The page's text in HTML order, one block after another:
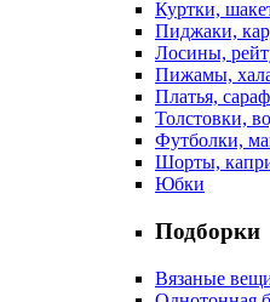
Куртки,
Пиджаки,
Лосины,
Пижамы,
Платья,
Толстовки,
Футболки,
Шорты,
Юбки
Подборки
Вязаные